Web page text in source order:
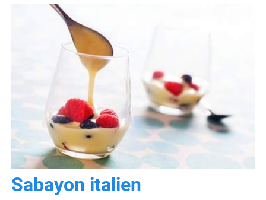
Sabayon italien